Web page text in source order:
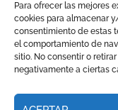
Para ofrecer las mejores
cookies para almacenar
consentimiento de estas
el comportamiento de
sitio. No consentir o
negativamente a ciertas
Te has